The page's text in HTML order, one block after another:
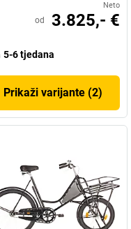
Neto
od 3.825,- €
5-6 tjedana
Prikaži varijante (2)